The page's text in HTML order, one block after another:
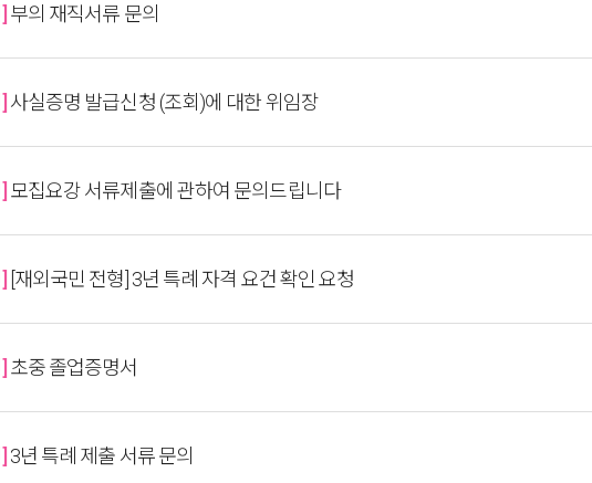
부의 재직서류 문의
사실증명 발급신청 (조회)에 대한 위임장
모집요강 서류제출에 관하여 문의드립니다
[재외국민 전형] 3년 특례 자격 요건 확인 요청
초중 졸업증명서
3년 특례 제출 서류 문의